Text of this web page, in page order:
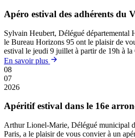
Apéro estival des adhérents du
Sylvain Heubert, Délégué départemental
le Bureau Horizons 95 ont le plaisir de
estival le jeudi 9 juillet à partir de 19h à la
En savoir plus
08
07
2026
Apéritif estival dans le 16e
Arthur Lionel-Marie, Délégué municipal
Paris, a le plaisir de vous convier à un